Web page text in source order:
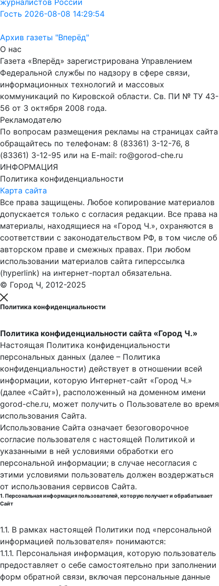
журналистов России
Гость 2026-08-08 14:29:54
Архив газеты "Вперёд"
О нас
Газета «Вперёд» зарегистрирована Управлением
Федеральной службы по надзору в сфере связи,
информационных технологий и массовых
коммуникаций по Кировской области. Св. ПИ № ТУ 43-
56 от 3 октября 2008 года.
Рекламодателю
По вопросам размещения рекламы на страницах сайта
обращайтесь по телефонам: 8 (83361) 3-12-76, 8
(83361) 3-12-95 или на E-mail: ro@gorod-che.ru
ИНФОРМАЦИЯ
Политика конфиденциальности
Карта сайта
Все права защищены. Любое копирование материалов
допускается только с согласия редакции. Все права на
материалы, находящиеся на «Город Ч.», охраняются в
соответствии с законодательством РФ, в том числе об
авторском праве и смежных правах. При любом
использовании материалов сайта гиперссылка
(hyperlink) на интернет-портал обязательна.
© Город Ч, 2012-2025
Политика конфиденциальности
Политика конфиденциальности сайта «Город Ч.»
Настоящая Политика конфиденциальности
персональных данных (далее – Политика
конфиденциальности) действует в отношении всей
информации, которую Интернет-сайт «Город Ч.»
(далее «Сайт»), расположенный на доменном имени
gorod-che.ru, может получить о Пользователе во время
использования Cайта.
Использование Сайта означает безоговорочное
согласие пользователя с настоящей Политикой и
указанными в ней условиями обработки его
персональной информации; в случае несогласия с
этими условиями пользователь должен воздержаться
от использования сервисов Сайта.
1. Персональная информация пользователей, которую получает и обрабатывает
Сайт
1.1. В рамках настоящей Политики под «персональной
информацией пользователя» понимаются:
1.1.1. Персональная информация, которую пользователь
предоставляет о себе самостоятельно при заполнении
форм обратной связи, включая персональные данные